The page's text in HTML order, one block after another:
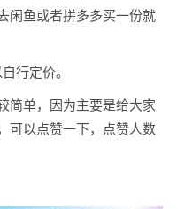
闲鱼或者拼多多买一份就
行定价。
简单，因为主要是给大家
可以点赞一下，点赞人数